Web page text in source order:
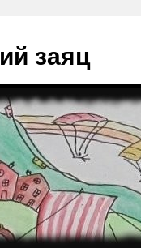
заяц